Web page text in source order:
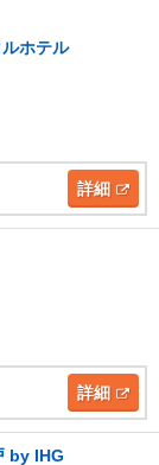
ホテル
詳細
詳細
by IHG